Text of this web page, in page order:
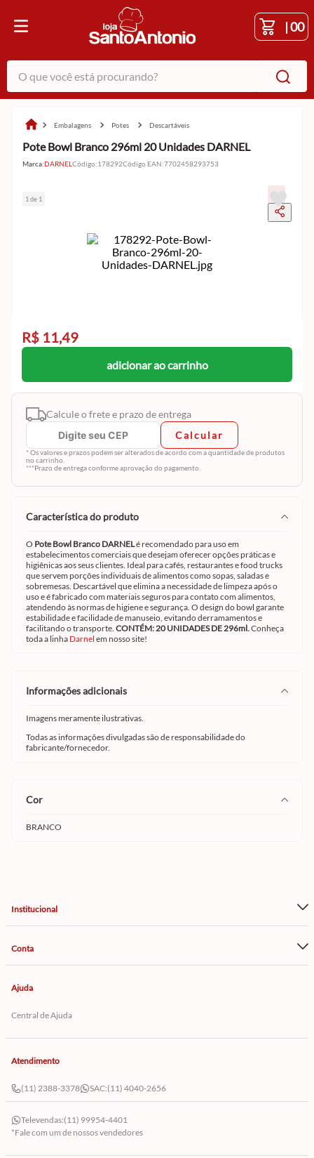
|00
O que você está procurando?
embalagens potes descartáveis
Pote Bowl Branco 296ml 20 Unidades DARNEL
Marca:DARNEL Código:178292Código EAN:7702458293753
1 de 1
R$ 11,49
adicionar ao carrinho
Calcule o frete e prazo de entrega
Calcular
* Os valores e prazos podem ser alterados de acordo com a quantidade de produtos
no carrinho.
***Prazo de entrega conforme aprovação do pagamento.
característica do produto
O Pote Bowl Branco DARNELé recomendado para uso em
estabelecimentos comerciais que desejam oferecer opções práticas e
higiênicas aos seus clientes. Ideal para cafés, restaurantes e food trucks
que servem porções individuais de alimentos como sopas, saladas e
sobremesas. Descartável que elimina a necessidade de limpeza após o
uso e é fabricado com materiais seguros para contato com alimentos,
atendendo às normas de higiene e segurança. O design do bowl garante
estabilidade e facilidade de manuseio, evitando derramamentos e
facilitando o transporte. CONTÉM: 20 UNIDADES DE 296ml.Conheça
toda a linha Darnel em nosso site!
informações adicionais
Imagens meramente ilustrativas.
Todas as informações divulgadas são de responsabilidade do
fabricante/fornecedor.
cor
BRANCO
Institucional
Conta
Ajuda
Central de Ajuda
Atendimento
(11) 2388-3378 SAC:(11) 4040-2656
Televendas:(11) 99954-4401
*Fale com um de nossos vendedores